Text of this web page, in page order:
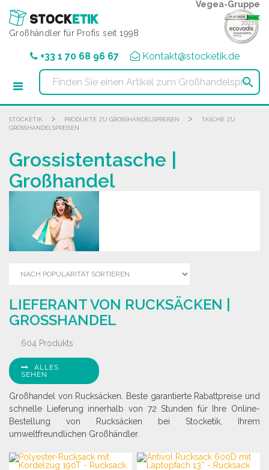
Großhändler für Profis seit 1998
Vegea-Gruppe
+33 1 70 68 96 67 Kontakt@stocketik.de

STOCKETIK > PRODUKTE ZU GROSSHANDELSPREISEN >
TASCHE ZU
GROSSHANDELSPREISEN
Grossistentasche |
Großhandel
LIEFERANT VON RUCKSÄCKEN |
GROSSHANDEL
604 Produkts
ALLES
SEHEN
Großhandel von Rucksäcken. Beste garantierte Rabattpreise und
schnelle Lieferung innerhalb von 72 Stunden für Ihre Online-
Bestellung von Rucksäcken bei Stocketik, Ihrem
umweltfreundlichen Großhändler.